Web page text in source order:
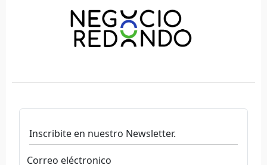
Inscribite en nuestro Newsletter.
Correo eléctronico